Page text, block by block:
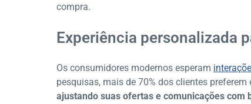
compra.
Experiência personalizada
Os consumidores modernos esperam
pesquisas, mais de 70% dos clientes
ajustando suas ofertas e comunicações com